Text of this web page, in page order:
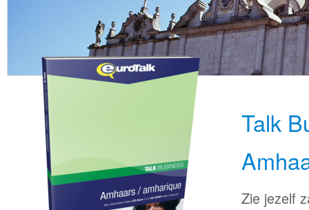
Talk
Zie jezelf